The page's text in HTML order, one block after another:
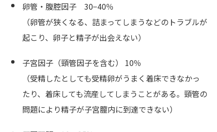
卵管・腹腔因子 30−40％
（卵管が狭くなる、詰まってしまうなどのトラブルが
起こり、卵子と精子が出会えない）
子宮因子（頸管因子を含む） 10％
（受精したとしても受精卵がうまく着床できなかっ
たり、着床しても流産してしまうことがある。頸管の
問題により精子が子宮膣内に到達できない）